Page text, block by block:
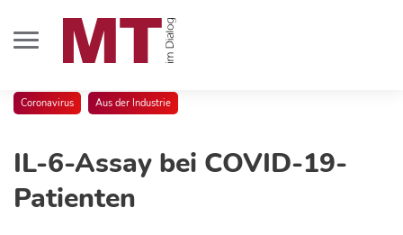
Coronavirus Aus der Industrie
IL-6-Assay bei COVID-19-
Patienten